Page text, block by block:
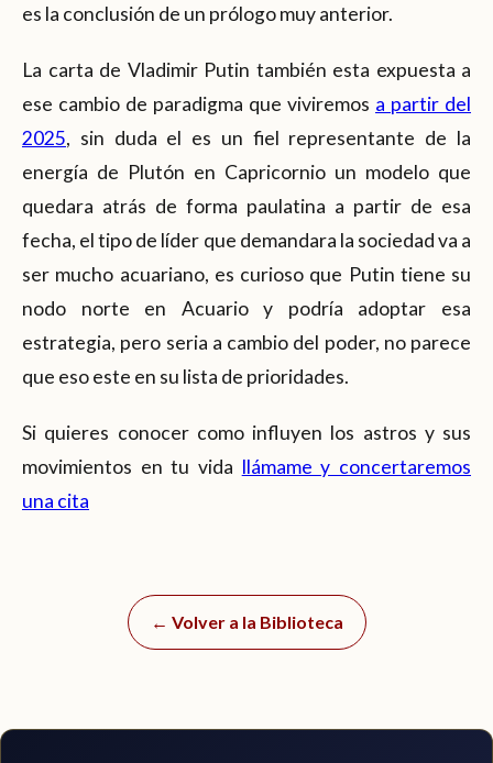
es la conclusión de un prólogo muy anterior.
La carta de Vladimir Putin también esta expuesta a
ese cambio de paradigma que viviremos a partir del
2025, sin duda el es un fiel representante de la
energía de Plutón en Capricornio un modelo que
quedara atrás de forma paulatina a partir de esa
fecha, el tipo de líder que demandara la sociedad va a
ser mucho acuariano, es curioso que Putin tiene su
nodo norte en Acuario y podría adoptar esa
estrategia, pero seria a cambio del poder, no parece
que eso este en su lista de prioridades.
Si quieres conocer como influyen los astros y sus
movimientos en tu vida llámame y concertaremos
una cita
← Volver a la Biblioteca